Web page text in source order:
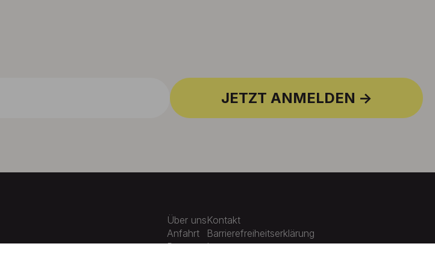
JETZT ANMELDEN
Über uns
Anfahrt
Presse
Kontakt
Barrierefreiheitserklärung
Impressum